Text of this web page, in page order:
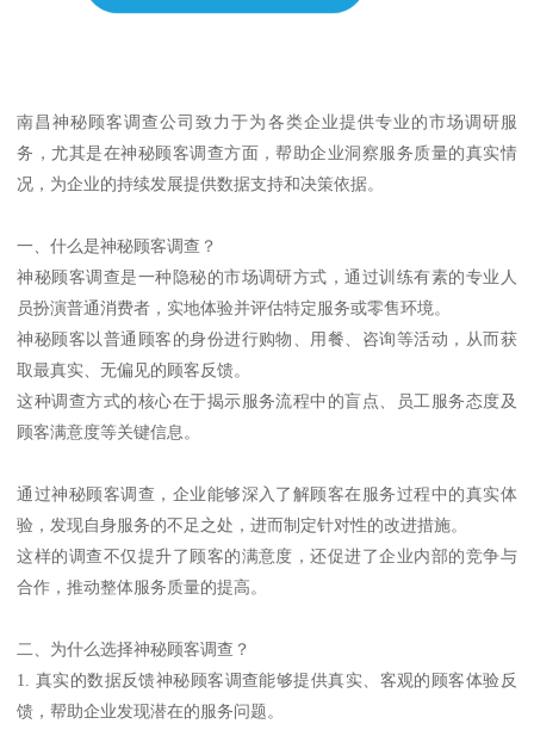
南昌神秘顾客调查公司致力于为各类企业提供专业的市场调研服
务，尤其是在神秘顾客调查方面，帮助企业洞察服务质量的真实情
况，为企业的持续发展提供数据支持和决策依据。
一、什么是神秘顾客调查？
神秘顾客调查是一种隐秘的市场调研方式，通过训练有素的专业人
员扮演普通消费者，实地体验并评估特定服务或零售环境。
神秘顾客以普通顾客的身份进行购物、用餐、咨询等活动，从而获
取最真实、无偏见的顾客反馈。
这种调查方式的核心在于揭示服务流程中的盲点、员工服务态度及
顾客满意度等关键信息。
通过神秘顾客调查，企业能够深入了解顾客在服务过程中的真实体
验，发现自身服务的不足之处，进而制定针对性的改进措施。
这样的调查不仅提升了顾客的满意度，还促进了企业内部的竞争与
合作，推动整体服务质量的提高。
二、为什么选择神秘顾客调查？
1. 真实的数据反馈神秘顾客调查能够提供真实、客观的顾客体验反
馈，帮助企业发现潜在的服务问题。